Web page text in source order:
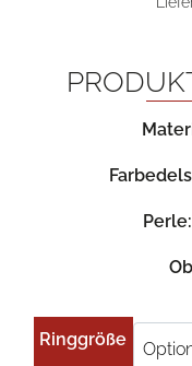
Perle:
Ringgröße